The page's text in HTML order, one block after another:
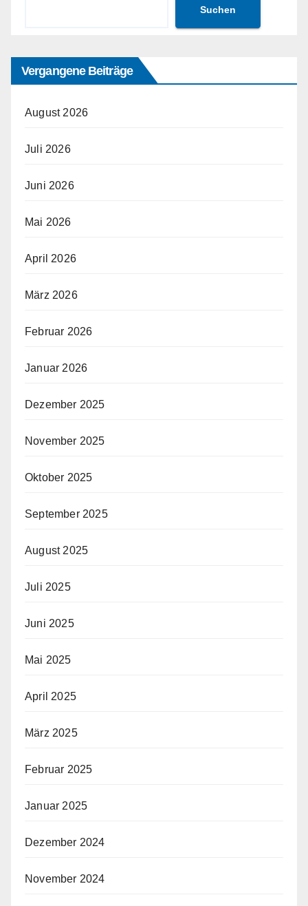
Suchen
Vergangene Beiträge
August 2026
Juli 2026
Juni 2026
Mai 2026
April 2026
März 2026
Februar 2026
Januar 2026
Dezember 2025
November 2025
Oktober 2025
September 2025
August 2025
Juli 2025
Juni 2025
Mai 2025
April 2025
März 2025
Februar 2025
Januar 2025
Dezember 2024
November 2024